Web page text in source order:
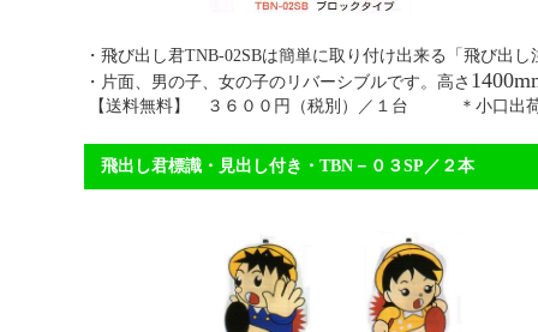
・飛び出し君TNB-02SBは簡単に取り付け出来る「
・片面、男の子、女の子のリバーシブルです。高さ
【送料無料】 ３６００円（税別）／１台 ＊小口出荷
飛出し君標識・見出し付き・